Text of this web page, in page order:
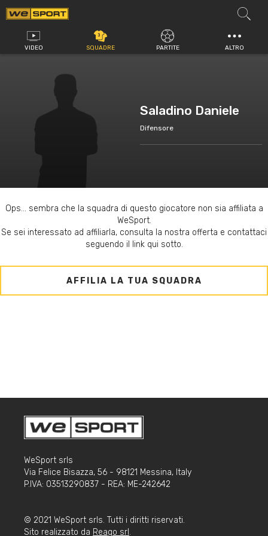
Vai
al
contenuto
VIDEO SQUADRE PARTITE ALTRO
Saladino Daniele
Difensore
Ops... sembra che la squadra di questo giocatore non sia affiliata a
WeSport.
Se sei interessato ad affiliarla, consulta la nostra offerta e contattaci
seguendo il link qui sotto.
AFFILIA LA TUA SQUADRA
WeSport srls
Via Felice Bisazza, 56 - 98121 Messina, Italy
P.IVA: 03513290837 - REA: ME-242642
© 2021 WeSport srls. Tutti i diritti riservati.
Sito realizzato da Reago srl .